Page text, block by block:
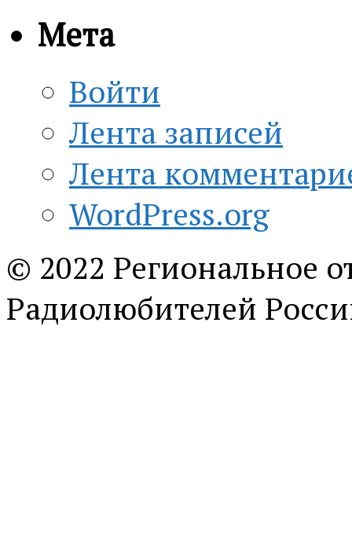
Мета
Войти
Лента записей
Лента
WordPress.org
© 2022 Региональное
Радиолюбителей